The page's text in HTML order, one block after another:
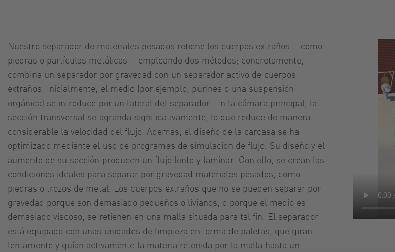
Nuestro separador de materiales pesados retiene los cuerpos extraños —como
piedras o partículas metálicas— empleando dos métodos; concretamente,
combina un separador por gravedad con un separador activo de cuerpos
extraños. Inicialmente, el medio (por ejemplo, purines o una suspensión
orgánica) se introduce por un lateral del separador. En la cámara principal, la
sección transversal se agranda significativamente, lo que reduce de manera
considerable la velocidad del flujo. Además, el diseño de la carcasa se ha
optimizado mediante el uso de programas de simulación de flujo. Su diseño y el
aumento de su sección producen un flujo lento y laminar. Con ello, se crean las
condiciones ideales para separar por gravedad materiales pesados, como
piedras o trozos de metal. Los cuerpos extraños que no se pueden separar por
gravedad porque son demasiado pequeños o livianos, o porque el medio es
demasiado viscoso, se retienen en una malla situada para tal fin. El separador
está equipado con unas unidades de limpieza en forma de paletas, que giran
lentamente y guían activamente la materia retenida por la malla hasta un